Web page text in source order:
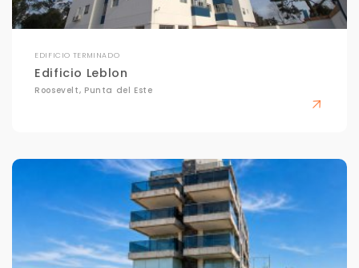
EDIFICIO TERMINADO
Edificio Leblon
Roosevelt, Punta del Este